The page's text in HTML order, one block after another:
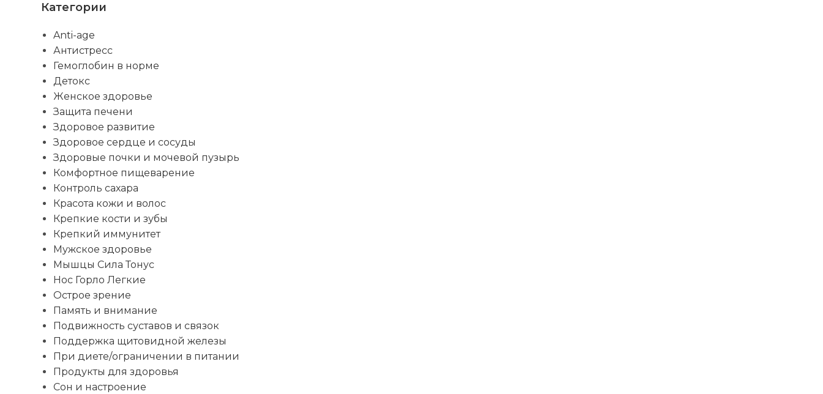
Категории
Anti-age
Антистресс
Гемоглобин в норме
Детокс
Женское здоровье
Защита печени
Здоровое развитие
Здоровое сердце и сосуды
Здоровые почки и мочевой пузырь
Комфортное пищеварение
Контроль сахара
Красота кожи и волос
Крепкие кости и зубы
Крепкий иммунитет
Мужское здоровье
Мышцы Сила Тонус
Нос Горло Легкие
Острое зрение
Память и внимание
Подвижность суставов и связок
Поддержка щитовидной железы
При диете/ограничении в питании
Продукты для здоровья
Сон и настроение